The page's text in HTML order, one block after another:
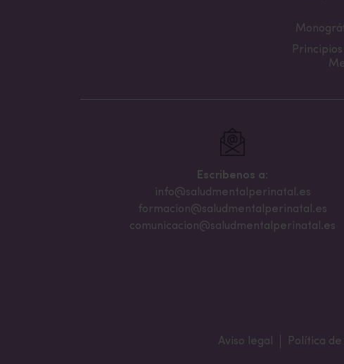
Escribenos a:
info@saludmentalperinatal.es
formacion@saludmentalperinatal.es
comunicacion@saludmentalperinatal.es
Aviso legal Política